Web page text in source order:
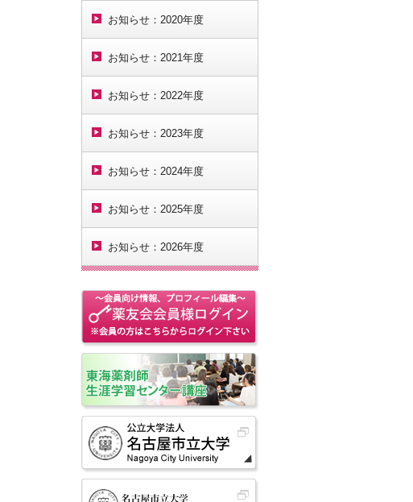
お知らせ：2020年度
お知らせ：2021年度
お知らせ：2022年度
お知らせ：2023年度
お知らせ：2024年度
お知らせ：2025年度
お知らせ：2026年度